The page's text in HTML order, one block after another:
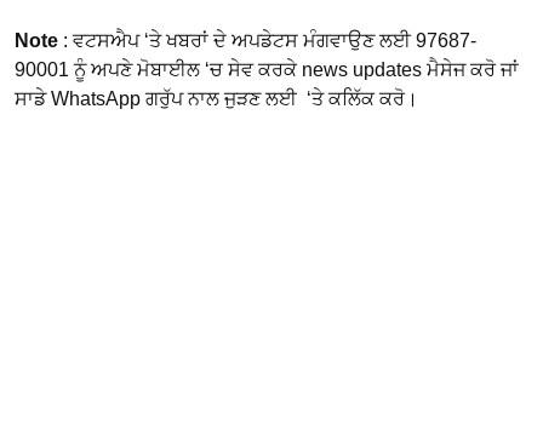
Note : ਵਟਸਐਪ ‘ਤੇ ਖਬਰਾਂ ਦੇ ਅਪਡੇਟਸ ਮੰਗਵਾਉਣ ਲਈ 97687-
90001 ਨੂੰ ਅਪਣੇ ਮੋਬਾਈਲ ‘ਚ ਸੇਵ ਕਰਕੇ news updates ਮੈਸੇਜ ਕਰੋ ਜਾਂ
ਸਾਡੇ WhatsApp ਗਰੁੱਪ ਨਾਲ ਜੁੜਣ ਲਈ ‘ਤੇ ਕਲਿੱਕ ਕਰੋ।